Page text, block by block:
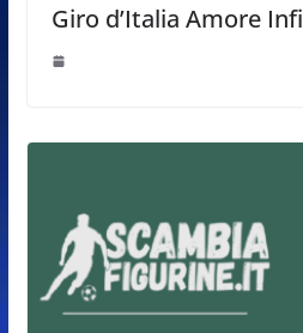
Giro d’Italia Amore